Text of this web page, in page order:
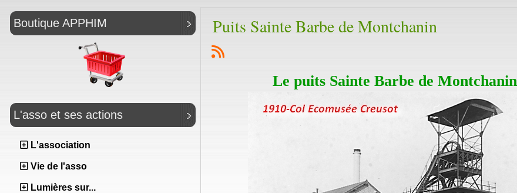
Boutique APPHIM
L'asso et ses actions
L'association
Vie de l'asso
Lumières sur...
Puits Sainte Barbe de Montchanin
Le puits Sainte Barbe de Montchanin